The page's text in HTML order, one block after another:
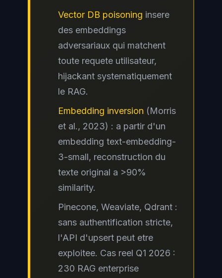
Vector DB poisoning insere
des embeddings
adversariaux qui matchent
toute requete utilisateur,
hijackant systematiquement
le RAG.
Embedding inversion (Morris
et al., 2023) : a partir d'un
embedding text-embedding-
3-small, reconstruction du
texte original a >90%
similarity.
Pinecone, Weaviate, Qdrant :
sans authentification stricte,
l'API d'upsert peut etre
exploitee. Cas reel Q1 2026 :
230 RAG enterprise